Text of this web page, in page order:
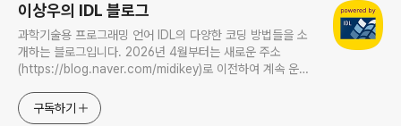
이상우의 IDL 블로그
과학기술용 프로그래밍 언어 IDL의 다양한 코딩 방법들을 소
개하는 블로그입니다. 2026년 4월부터는 새로운 주소
(https://blog.naver.com/midikey)로 이전하여 계속 운영
구독하기